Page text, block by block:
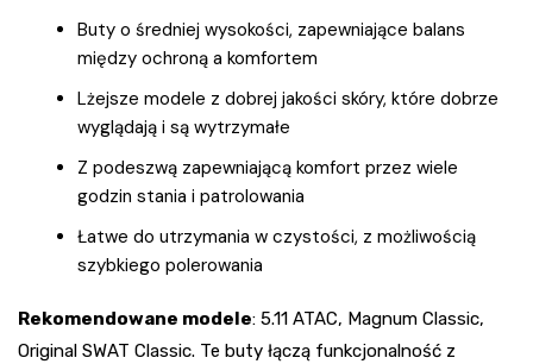
Buty o średniej wysokości, zapewniające balans
między ochroną a komfortem
Lżejsze modele z dobrej jakości skóry, które dobrze
wyglądają i są wytrzymałe
Z podeszwą zapewniającą komfort przez wiele
godzin stania i patrolowania
Łatwe do utrzymania w czystości, z możliwością
szybkiego polerowania
Rekomendowane modele: 5.11 ATAC, Magnum Classic,
Original SWAT Classic. Te buty łączą funkcjonalność z